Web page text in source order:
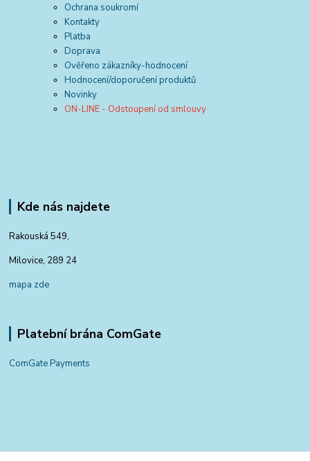
Ochrana soukromí
Kontakty
Platba
Doprava
Ověřeno zákazníky-hodnocení
Hodnocení/doporučení produktů
Novinky
ON-LINE - Odstoupení od smlouvy
Kde nás najdete
Rakouská 549,
Milovice, 289 24
mapa zde
Platební brána ComGate
ComGate Payments